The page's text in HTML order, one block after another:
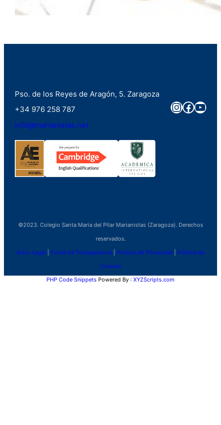
Pso. de los Reyes de Aragón, 5. Zaragoza
+34 976 258 787
info@marianistas.net
©2023. Colegio Santa Maria del Pilar Marianistas (Zaragoza). Derechos
reservados.
Aviso Legal Portal de Transparencia Política de Privacidad Política de
Cookies
PHP Code Snippets Powered By : XYZScripts.com